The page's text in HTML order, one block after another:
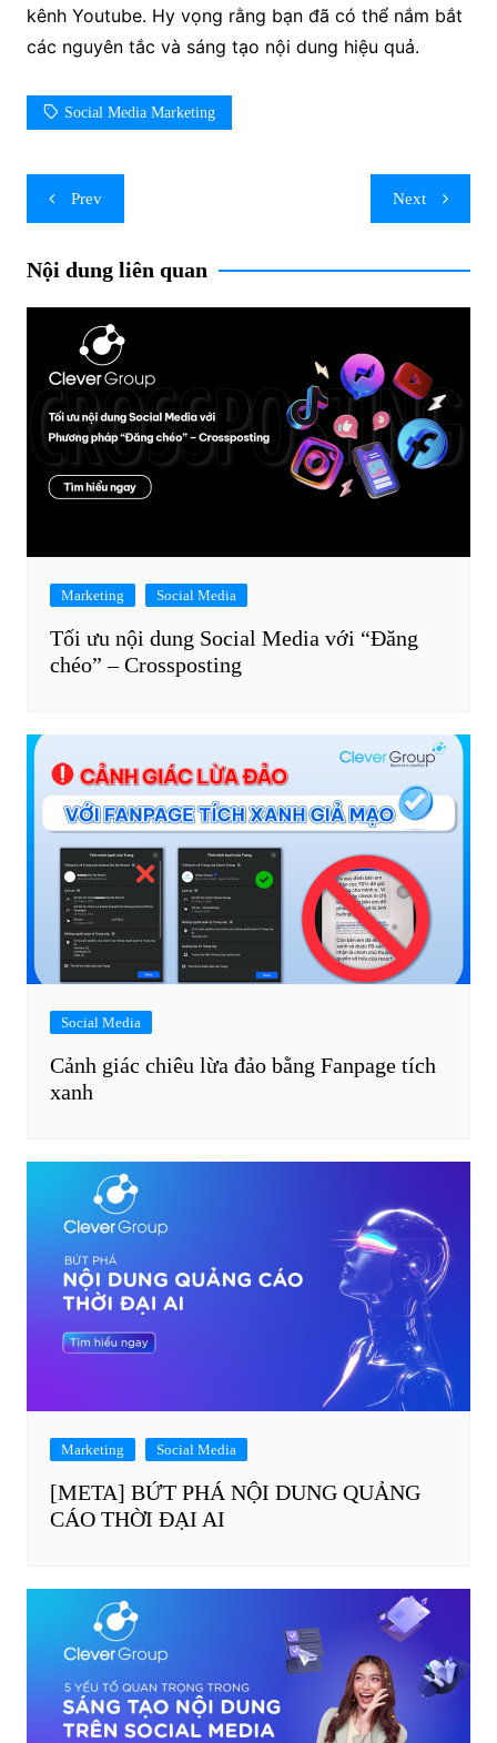
kênh Youtube. Hy vọng rằng bạn đã có thể nắm bắt
các nguyên tắc và sáng tạo nội dung hiệu quả.
Social Media Marketing
Post
navigation
Prev Next
Nội dung liên quan
Marketing Social Media
Tối ưu nội dung Social Media với “Đăng
chéo” – Crossposting
Social Media
Cảnh giác chiêu lừa đảo bằng Fanpage tích
xanh
Marketing Social Media
[META] BỨT PHÁ NỘI DUNG QUẢNG
CÁO THỜI ĐẠI AI